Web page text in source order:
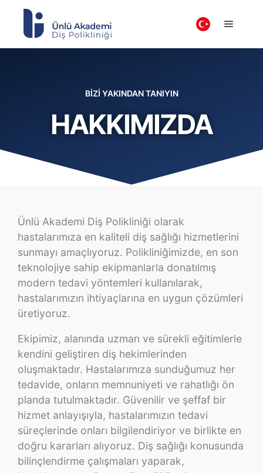
BİZİ YAKINDAN TANIYIN
HAKKIMIZDA
Ünlü Akademi Diş Polikliniği olarak
hastalarımıza en kaliteli diş sağlığı hizmetlerini
sunmayı amaçlıyoruz. Polikliniğimizde, en son
teknolojiye sahip ekipmanlarla donatılmış
modern tedavi yöntemleri kullanılarak,
hastalarımızın ihtiyaçlarına en uygun çözümleri
üretiyoruz.
Ekipimiz, alanında uzman ve sürekli eğitimlerle
kendini geliştiren diş hekimlerinden
oluşmaktadır. Hastalarımıza sunduğumuz her
tedavide, onların memnuniyeti ve rahatlığı ön
planda tutulmaktadır. Güvenilir ve şeffaf bir
hizmet anlayışıyla, hastalarımızın tedavi
süreçlerinde onları bilgilendiriyor ve birlikte en
doğru kararları alıyoruz. Diş sağlığı konusunda
bilinçlendirme çalışmaları yaparak,